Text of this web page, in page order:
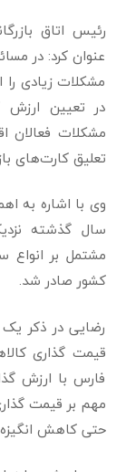
رئیس اتاق
عنوان کرد: در
مشکلات زیادی
در تعیین ارزش
مشکلات فعالان
تعلیق کارت‌های
وی با اشاره به
مشتمل بر انواع
کشور صادر شد.
رضایی در ذکر
قیمت گذاری
فارس با ارزش
مهم بر قیمت
حتی کاهش انگیزه